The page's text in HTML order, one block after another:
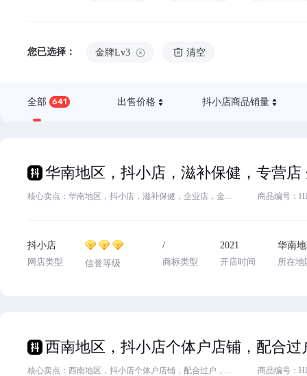
您已选择： 金牌Lv3 清空
全部 641 出售价格 抖小店商品销量
核心卖点：华南地区，抖小店，滋补保健，企业店，金牌3,2021入驻，欢迎滴滴客服 商品编号：
抖小店
网店类型
信誉等级
/
商标类型
2021
开店时间
华南
所在地
核心卖点：西南地区，抖小店个体户店铺，配合过户，3金牌，运动户外类目，价格美丽 ，2024年入驻，无时间打理， 卖家诚心出售 ，... 商品编号：